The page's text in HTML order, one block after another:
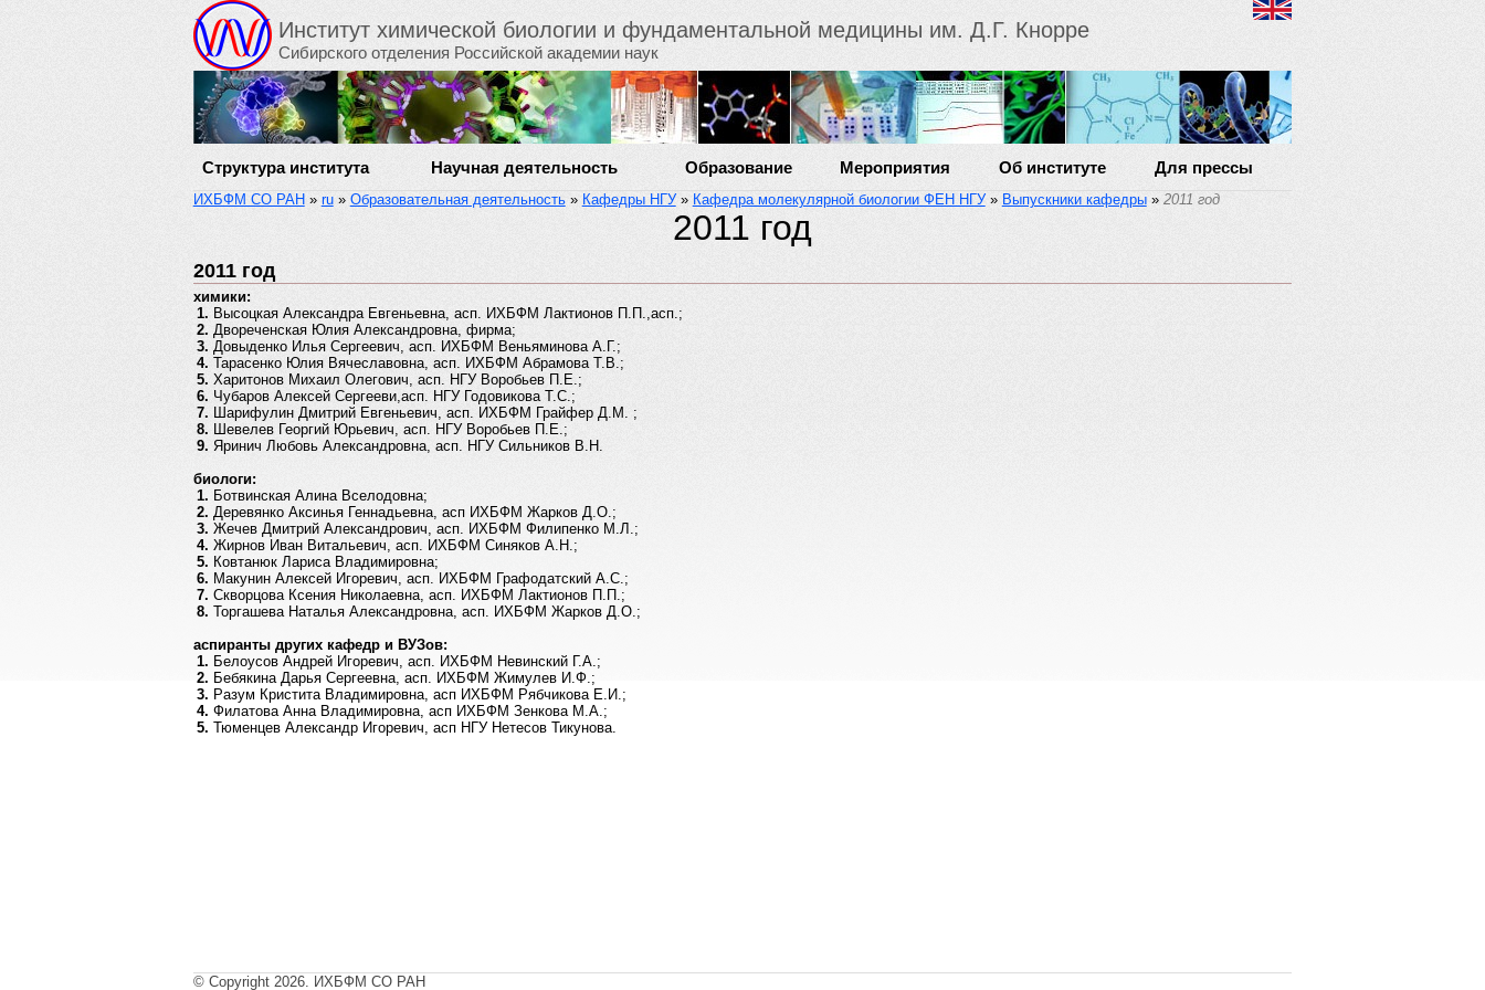
Институт химической биологии и фундаментальной медицины им. Д.Г. Кнорре
Сибирского отделения Российской академии наук
Структура института Научная деятельность Образование Мероприятия Об институте Для прессы
ИХБФМ СО РАН » ru» Образовательная деятельность» Кафедры НГУ» Кафедра молекулярной биологии ФЕН НГУ» Выпускники кафедры» 2011 год
2011 год
2011 год
химики:
Высоцкая Александра Евгеньевна, асп. ИХБФМ Лактионов П.П.,асп.;
Двореченская Юлия Александровна, фирма;
Довыденко Илья Сергеевич, асп. ИХБФМ Веньяминова А.Г.;
Тарасенко Юлия Вячеславовна, асп. ИХБФМ Абрамова Т.В.;
Харитонов Михаил Олегович, асп. НГУ Воробьев П.Е.;
Чубаров Алексей Сергееви,асп. НГУ Годовикова Т.С.;
Шарифулин Дмитрий Евгеньевич, асп. ИХБФМ Грайфер Д.М. ;
Шевелев Георгий Юрьевич, асп. НГУ Воробьев П.Е.;
Яринич Любовь Александровна, асп. НГУ Сильников В.Н.
биологи:
Ботвинская Алина Вселодовна;
Деревянко Аксинья Геннадьевна, асп ИХБФМ Жарков Д.О.;
Жечев Дмитрий Александрович, асп. ИХБФМ Филипенко М.Л.;
Жирнов Иван Витальевич, асп. ИХБФМ Синяков А.Н.;
Ковтанюк Лариса Владимировна;
Макунин Алексей Игоревич, асп. ИХБФМ Графодатский А.С.;
Скворцова Ксения Николаевна, асп. ИХБФМ Лактионов П.П.;
Торгашева Наталья Александровна, асп. ИХБФМ Жарков Д.О.;
аспиранты других кафедр и ВУЗов:
Белоусов Андрей Игоревич, асп. ИХБФМ Невинский Г.А.;
Бебякина Дарья Сергеевна, асп. ИХБФМ Жимулев И.Ф.;
Разум Кристита Владимировна, асп ИХБФМ Рябчикова Е.И.;
Филатова Анна Владимировна, асп ИХБФМ Зенкова М.А.;
Тюменцев Александр Игоревич, асп НГУ Нетесов Тикунова.
© Copyright 2026. ИХБФМ СО РАН